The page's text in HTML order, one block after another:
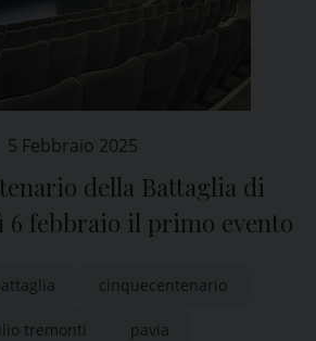
5 Febbraio 2025
della Battaglia di
6 febbraio il primo evento
cinquecentenario
tremonti pavia